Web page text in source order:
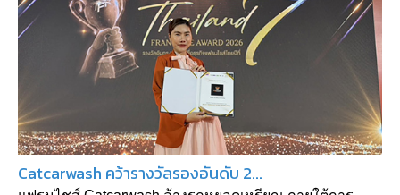
Catcarwash คว้ารางวัลรองอันดับ 2...